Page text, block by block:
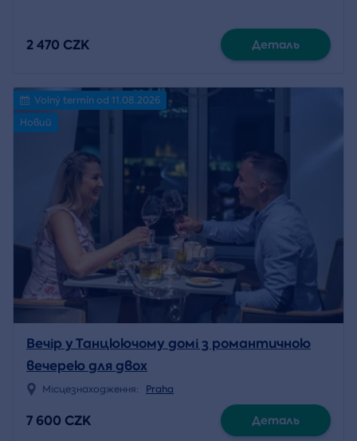
2 470 CZK Деталь
Volný termín od 11.08.2026
Новий
Вечір у Танцюючому домі з романтичною
вечерею для двох
Місцезнаходження: Praha
7 600 CZK Деталь